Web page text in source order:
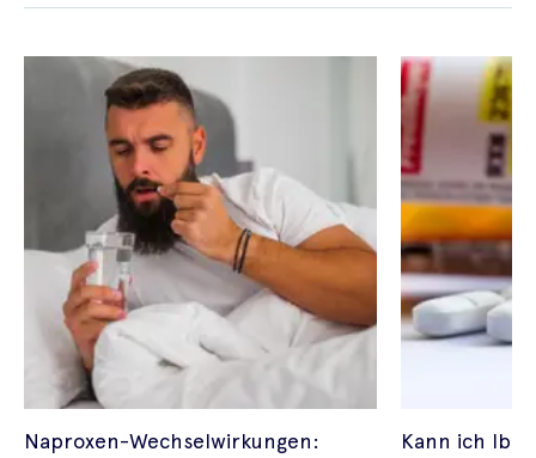
Naproxen-Wechselwirkungen:
Kann ich